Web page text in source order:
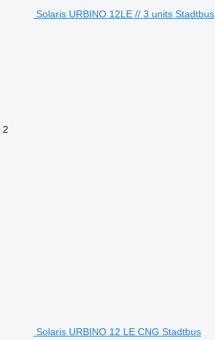
Solaris URBINO 12LE // 3 units Stadtbus
2
Solaris URBINO 12 LE CNG Stadtbus